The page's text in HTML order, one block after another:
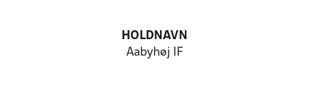
HOLDNAVN
Aabyhøj IF